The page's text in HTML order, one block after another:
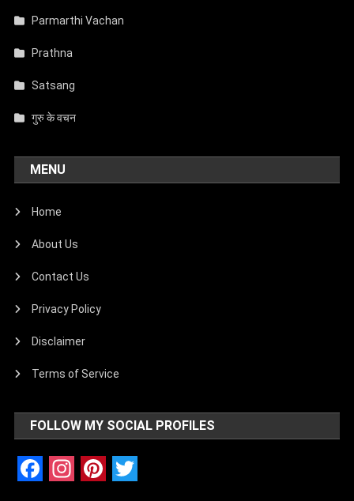
Parmarthi Vachan
Prathna
Satsang
गुरु के वचन
MENU
Home
About Us
Contact Us
Privacy Policy
Disclaimer
Terms of Service
FOLLOW MY SOCIAL PROFILES